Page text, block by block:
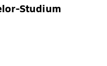
Studium